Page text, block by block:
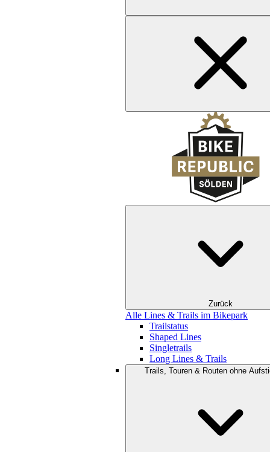
Zurück
Alle Lines & Trails im Bikepark
Trailstatus
Shaped Lines
Singletrails
Long Lines & Trails
Trails, Touren & Routen ohne